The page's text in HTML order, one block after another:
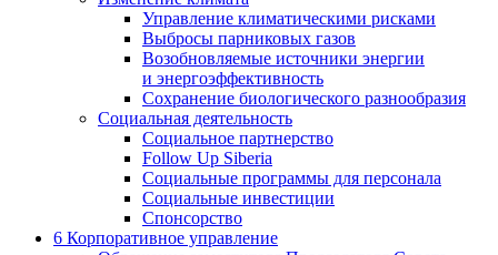
Управление климатическими рисками
Выбросы парниковых газов
Возобновляемые источники энергии
и энергоэффективность
Сохранение биологического разнообразия
Социальная деятельность
Социальное партнерство
Follow Up Siberia
Социальные программы для персонала
Социальные инвестиции
Спонсорство
6 Корпоративное управление